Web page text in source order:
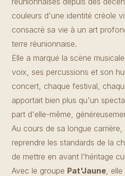
couleurs d'une identité créole
consacré sa vie à un art
terre réunionnaise.
Elle a marqué la scène
voix, ses percussions et son
concert, chaque festival,
apportait bien plus qu'un
part d'elle-même,
Au cours de sa longue
reprendre les standards de la
de mettre en avant l'héritage
Avec le groupe Pat'Jaune ,